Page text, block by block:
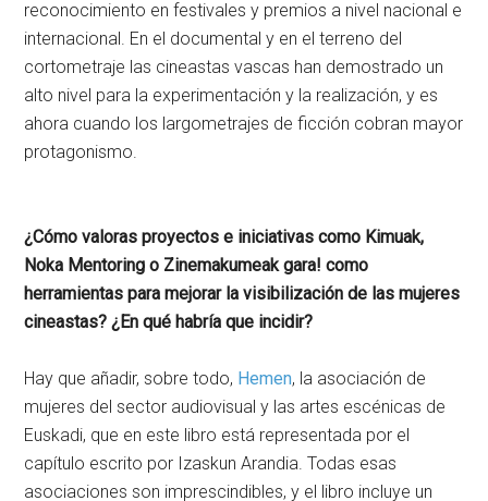
reconocimiento en festivales y premios a nivel nacional e
internacional. En el documental y en el terreno del
cortometraje las cineastas vascas han demostrado un
alto nivel para la experimentación y la realización, y es
ahora cuando los largometrajes de ficción cobran mayor
protagonismo.
¿Cómo valoras proyectos e iniciativas como Kimuak,
Noka Mentoring o Zinemakumeak gara! como
herramientas para mejorar la visibilización de las mujeres
cineastas? ¿En qué habría que incidir?
Hay que añadir, sobre todo, Hemen, la asociación de
mujeres del sector audiovisual y las artes escénicas de
Euskadi, que en este libro está representada por el
capítulo escrito por Izaskun Arandia. Todas esas
asociaciones son imprescindibles, y el libro incluye un